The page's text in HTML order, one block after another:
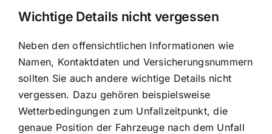
Wichtige Details nicht vergessen
Neben den offensichtlichen Informationen wie
Namen, Kontaktdaten und Versicherungsnummern
sollten Sie auch andere wichtige Details nicht
vergessen. Dazu gehören beispielsweise
Wetterbedingungen zum Unfallzeitpunkt, die
genaue Position der Fahrzeuge nach dem Unfall